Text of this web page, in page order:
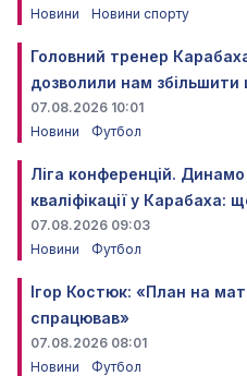
Новини Новини спорту
Головний тренер
дозволили нам збільшити
07.08.2026 10:01
Новини
Футбол
Ліга конференцій.
кваліфікації у Карабаха:
07.08.2026 09:03
Новини
Футбол
Ігор Костюк: «План на
спрацював»
07.08.2026 08:01
Новини
Футбол